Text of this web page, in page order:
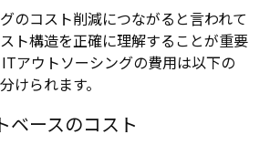
のコスト削減につながると言われて
ト構造を正確に理解することが重要
アウトソーシングの費用は以下の
けられます。
ベースのコスト